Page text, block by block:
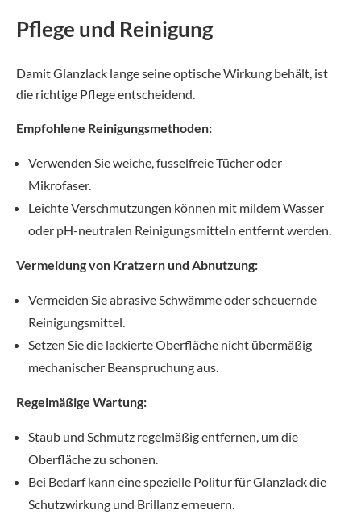
Pflege und Reinigung
Damit Glanzlack lange seine optische Wirkung behält, ist
die richtige Pflege entscheidend.
Empfohlene Reinigungsmethoden:
Verwenden Sie weiche, fusselfreie Tücher oder
Mikrofaser.
Leichte Verschmutzungen können mit mildem Wasser
oder pH-neutralen Reinigungsmitteln entfernt werden.
Vermeidung von Kratzern und Abnutzung:
Vermeiden Sie abrasive Schwämme oder scheuernde
Reinigungsmittel.
Setzen Sie die lackierte Oberfläche nicht übermäßig
mechanischer Beanspruchung aus.
Regelmäßige Wartung:
Staub und Schmutz regelmäßig entfernen, um die
Oberfläche zu schonen.
Bei Bedarf kann eine spezielle Politur für Glanzlack die
Schutzwirkung und Brillanz erneuern.